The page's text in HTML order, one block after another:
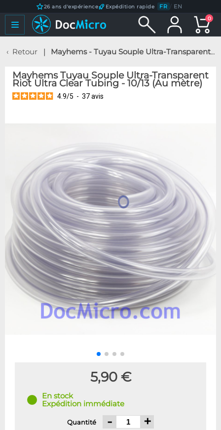
26 ans d'expérience Expédition rapide FR / EN
0
Retour Mayhems - Tuyau Souple Ultra-Transparent Riot Ultra Clear Tubing - 10/13 (Au mètre)
Mayhems Tuyau Souple Ultra-Transparent
Riot Ultra Clear Tubing - 10/13 (Au mètre)
4.9/5 - 37avis
5,90 €
En stock
Expédition immédiate
Quantité - +